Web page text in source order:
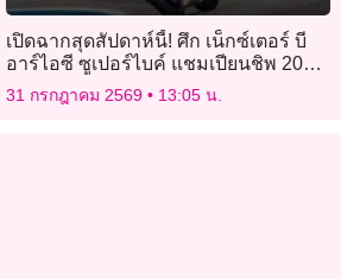
เปิดฉากสุดสัปดาห์นี้! ศึก เน็กซ์เตอร์ บี
อาร์ไอซี ซูเปอร์ไบค์ แชมเปียนชิพ 2026
สนาม 2 ที่บุรีรัมย์
31 กรกฎาคม 2569 13:05 น.